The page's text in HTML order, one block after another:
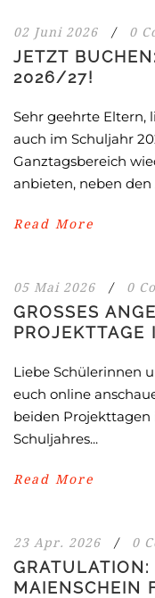
02 Juni 2026 / 0
JETZT
2026/27!
Sehr geehrte Eltern,
auch im Schuljahr
Ganztagsbereich
anbieten, neben den
Read More
05 Mai 2026 / 0
GROSSES
ROJEKTTAGE
Liebe Schülerinnen
euch online
beiden Projekttagen
Schuljahres...
Read More
23 Apr. 2026 / 0
MAIENSCHEIN